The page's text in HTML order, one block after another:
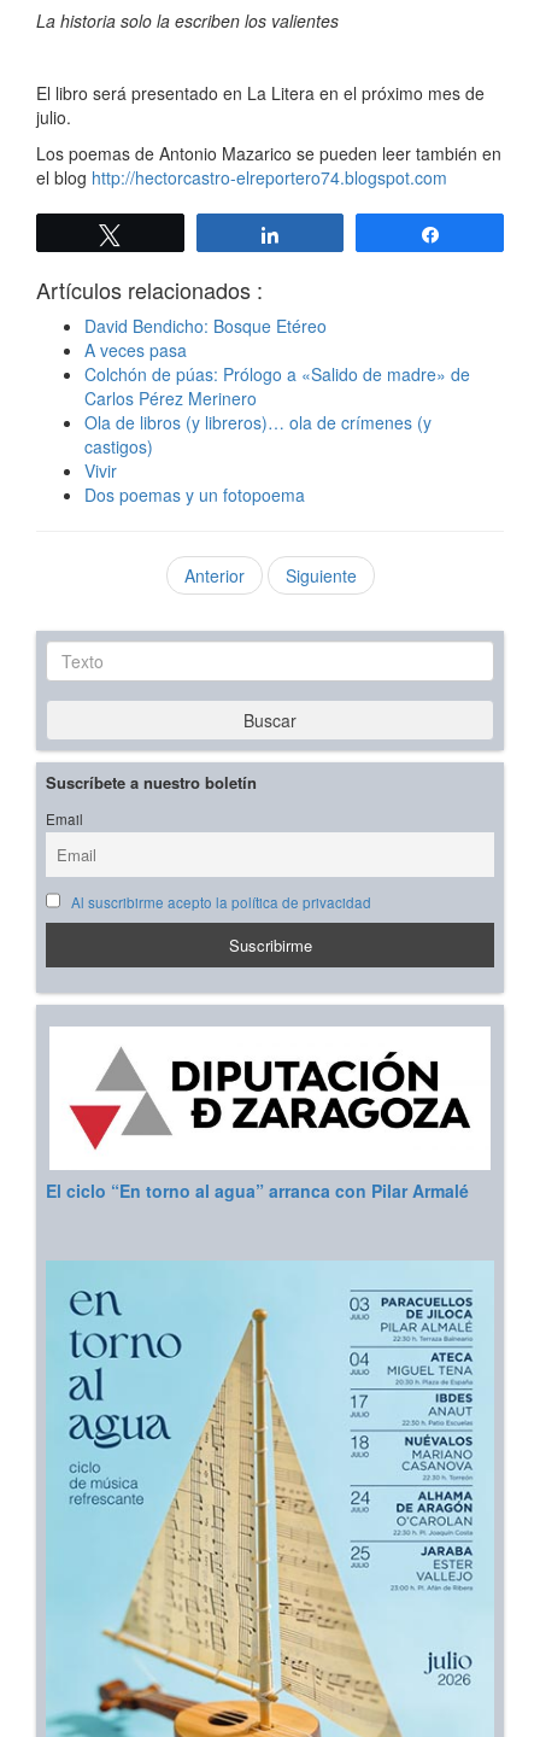
La historia solo la escriben los valientes
El libro será presentado en La Litera en el próximo mes de
julio.
Los poemas de Antonio Mazarico se pueden leer también en
el blog http://hectorcastro-elreportero74.blogspot.com
Artículos relacionados :
David Bendicho: Bosque Etéreo
A veces pasa
Colchón de púas: Prólogo a «Salido de madre» de
Carlos Pérez Merinero
Ola de libros (y libreros)… ola de crímenes (y
castigos)
Vivir
Dos poemas y un fotopoema
Anterior Siguiente
Texto
Buscar
Suscríbete a nuestro boletín
Email
Al suscribirme acepto la política de privacidad
El ciclo “En torno al agua” arranca con Pilar Armalé